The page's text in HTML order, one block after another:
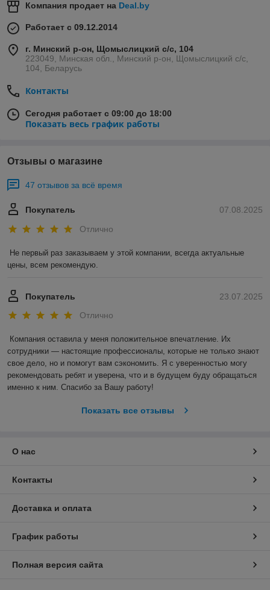
Компания продает на Deal.by
Работает с 09.12.2014
г. Минский р-он, Щомыслицкий с/с, 104
223049, Минская обл., Минский р-он, Щомыслицкий с/с,
104, Беларусь
Контакты
Сегодня работает с 09:00 до 18:00
Показать весь график работы
Отзывы о магазине
47 отзывов за всё время
07.08.2025
Покупатель
Отлично
Не первый раз заказываем у этой компании, всегда актуальные
цены, всем рекомендую.
23.07.2025
Покупатель
Отлично
Компания оставила у меня положительное впечатление. Их
сотрудники — настоящие профессионалы, которые не только знают
свое дело, но и помогут вам сэкономить. Я с уверенностью могу
рекомендовать ребят и уверена, что и в будущем буду обращаться
именно к ним. Спасибо за Вашу работу!
Показать все отзывы
О нас
Контакты
Доставка и оплата
График работы
Полная версия сайта